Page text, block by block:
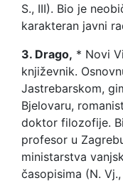
S., III). Bio je
karakteran javni
3. Drago, * Novi
književnik.
Jastrebarskom,
Bjelovaru,
doktor filozofije.
profesor u
ministarstva
časopisima (N.